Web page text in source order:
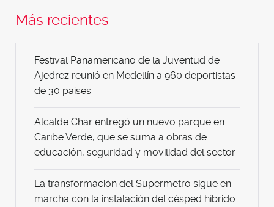
Más recientes
Festival Panamericano de la Juventud de
Ajedrez reunió en Medellín a 960 deportistas
de 30 países
Alcalde Char entregó un nuevo parque en
Caribe Verde, que se suma a obras de
educación, seguridad y movilidad del sector
La transformación del Supermetro sigue en
marcha con la instalación del césped híbrido